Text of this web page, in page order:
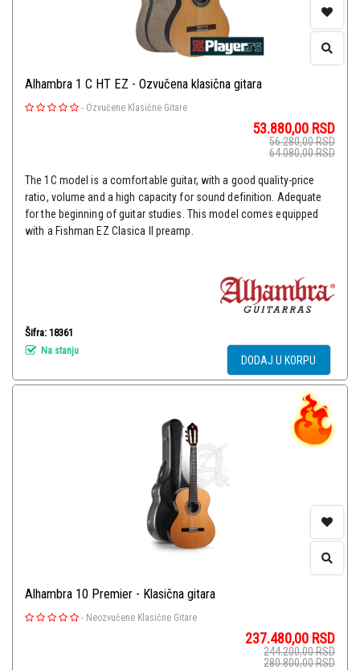
Alhambra 1 C HT EZ - Ozvučena klasična gitara
- Ozvučene Klasične Gitare
53.880,00 RSD
56.280,00RSD
64.080,00RSD
The 1C model is a comfortable guitar, with a good quality-price
ratio, volume and a high capacity for sound definition. Adequate
for the beginning of guitar studies. This model comes equipped
with a Fishman EZ Clasica II preamp.
Šifra: 18361
Na stanju
DODAJ U KORPU
Alhambra 10 Premier - Klasična gitara
- Neozvučene Klasične Gitare
237.480,00 RSD
244.200,00RSD
280.800,00RSD